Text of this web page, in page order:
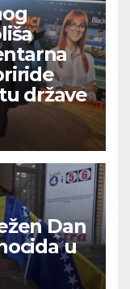
države
Dan
u